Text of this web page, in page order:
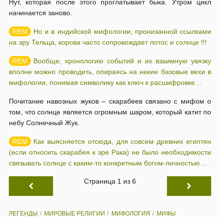
Нут, которая после этого проглатывает быка. Утром цикл
начинается заново.
Но и в индийской мифологии, пронизанной ссылками
на эру Тельца, корова часто сопровождает лотос и солнце !!!
Вообще, хронологию событий и их взаимную увязку
вполне можно проводить, опираясь на некие базовые вехи в
мифологии, понимая символику как ключ к расшифровке…
Почитание навозных жуков – скарабеев связано с мифом о
том, что солнце является огромным шаром, который катит по
небу Солнечный Жук.
Как выясняется отсюда, для совсем древних египтян
(если относить скарабея к эре Рака) не было необходимости
связывать солнце с каким-то конкретным богом-личностью…
Страница 1 из 6
ЛЕГЕНДЫ МИРОВЫЕ РЕЛИГИИ МИФОЛОГИЯ
МИФЫ